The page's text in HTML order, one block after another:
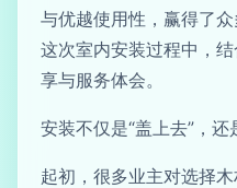
与优越使用性，赢得了
这次室内安装过程中，
享与服务体会。
安装不仅是“盖上去”，
起初，很多业主对选择